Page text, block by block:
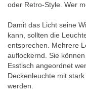
oder Retro-Style. Wer
Damit das Licht seine
kann, sollten die
entsprechen. Mehrere
auflockernd. Sie
Esstisch angeordnet
Deckenleuchte mit
werden.